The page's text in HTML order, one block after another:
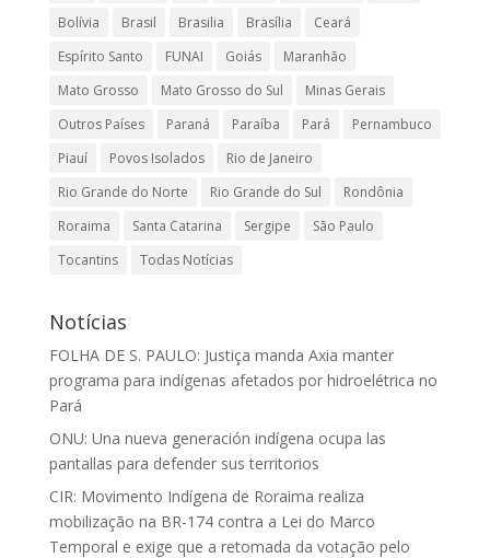
Bolívia
Brasil Brasilia Brasília
Ceará
Espírito Santo
FUNAI Goiás
Maranhão
Mato Grosso
Mato Grosso do Sul
Minas Gerais
Outros Países
Paraná Paraíba Pará
Pernambuco
Piauí
Povos Isolados
Rio de Janeiro
Rio Grande do Norte
Rio Grande do Sul
Rondônia
Roraima
Santa Catarina Sergipe
São Paulo
Tocantins
Todas Notícias
Notícias
FOLHA DE S. PAULO: Justiça manda Axia manter
programa para indígenas afetados por hidroelétrica no
Pará
ONU: Una nueva generación indígena ocupa las
pantallas para defender sus territorios
CIR: Movimento Indígena de Roraima realiza
mobilização na BR-174 contra a Lei do Marco
Temporal e exige que a retomada da votação pelo